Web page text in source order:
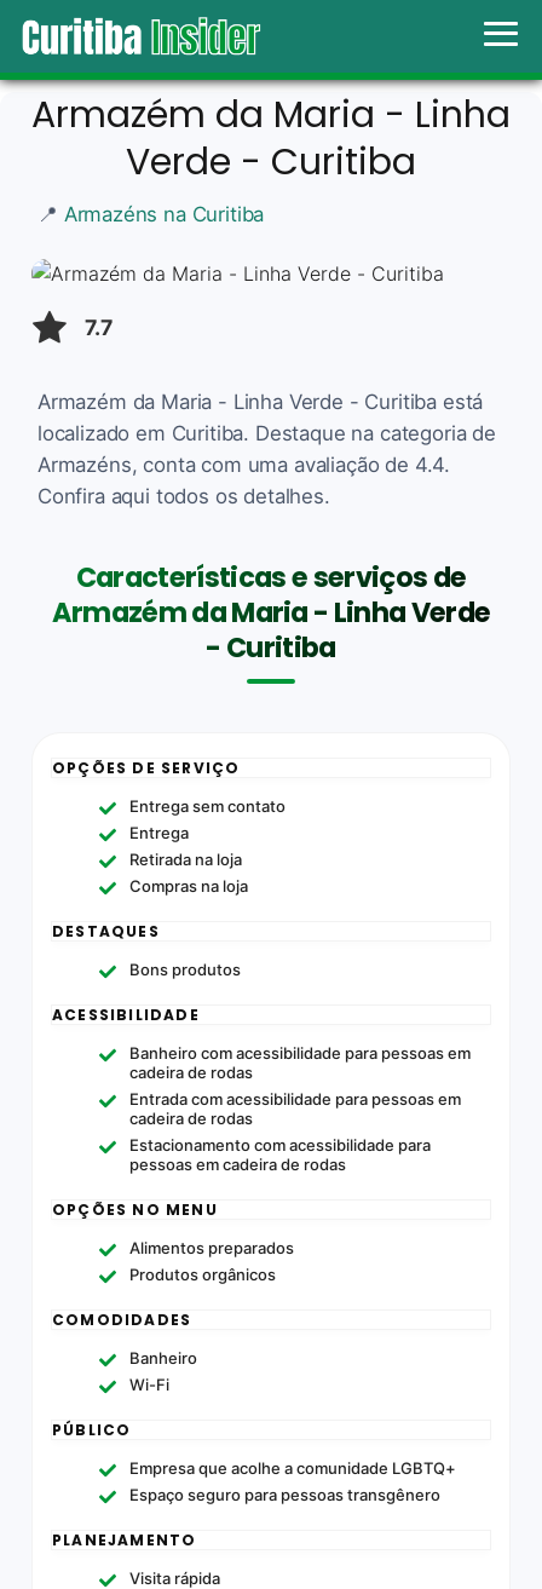
Armazém da Maria - Linha
Verde - Curitiba
📍 Armazéns na Curitiba
7.7
Armazém da Maria - Linha Verde - Curitiba está
localizado em Curitiba. Destaque na categoria de
Armazéns, conta com uma avaliação de 4.4.
Confira aqui todos os detalhes.
Características e serviços de
Armazém da Maria - Linha Verde
- Curitiba
OPÇÕES DE SERVIÇO
Entrega sem contato
Entrega
Retirada na loja
Compras na loja
DESTAQUES
Bons produtos
ACESSIBILIDADE
Banheiro com acessibilidade para pessoas em
cadeira de rodas
Entrada com acessibilidade para pessoas em
cadeira de rodas
Estacionamento com acessibilidade para
pessoas em cadeira de rodas
OPÇÕES NO MENU
Alimentos preparados
Produtos orgânicos
COMODIDADES
Banheiro
Wi-Fi
PÚBLICO
Empresa que acolhe a comunidade LGBTQ+
Espaço seguro para pessoas transgênero
PLANEJAMENTO
Visita rápida